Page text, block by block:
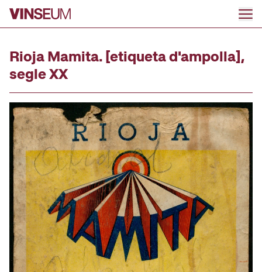
Anar al contingut
Rioja Mamita. [etiqueta d'ampolla],
segle XX